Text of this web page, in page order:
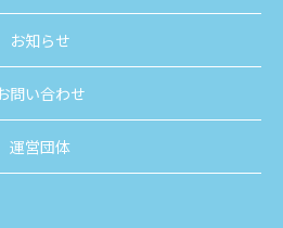
お知らせ
問い合わせ
運営団体